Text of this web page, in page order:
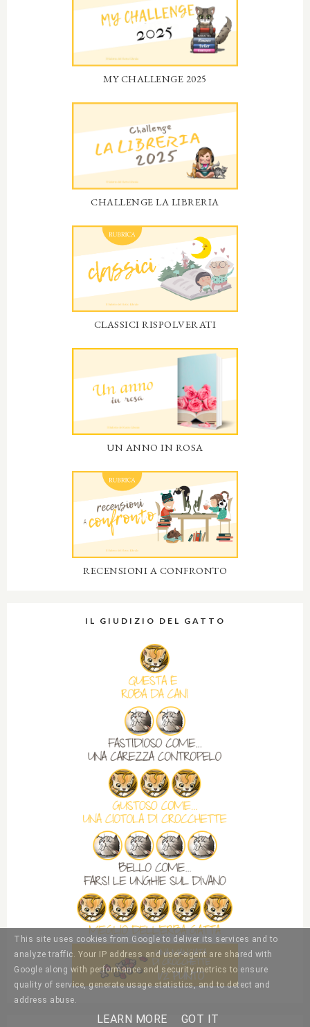
MY CHALLENGE 2025
CHALLENGE LA LIBRERIA
CLASSICI RISPOLVERATI
UN ANNO IN ROSA
RECENSIONI A CONFRONTO
IL GIUDIZIO DEL GATTO
This site uses cookies from Google to deliver its services and to
analyze traffic. Your IP address and user-agent are shared with
Google along with performance and security metrics to ensure
quality of service, generate usage statistics, and to detect and
address abuse.
LEARN MORE GOT IT